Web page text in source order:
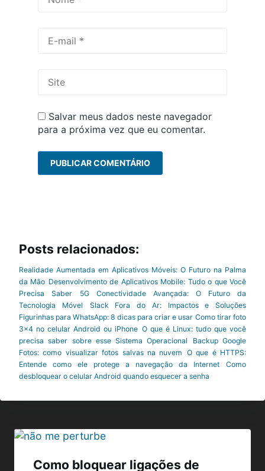
mail
Salvar meus dados neste navegador
para a próxima vez que eu comentar.
Posts relacionados:
Realidade Aumentada em Aplicativos Móveis: O Futuro na Palma
da Mão Desenvolvimento de Aplicativos Mobile: Tudo o que Você
Precisa Saber
5G Conectividade Avançada: O Futuro da
Tecnologia Móvel
Slack Fora do Ar: Impactos e Soluções
Figurinhas para WhatsApp: 8 dicas para criar e usar Como tirar foto
3×4 no celular Android ou iPhone O que é Linux: tudo que você
precisa saber sobre esse Sistema Operacional
Backup Google
Fotos: como visualizar fotos salvas na nuvem O que é HTTPS:
Entende como ele protege a navegação da Internet
Como
desbloquear o celular Android quando esquecer a senha
Navegação
Como bloquear ligações de